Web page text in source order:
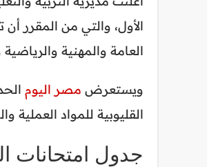
الأول، والتي من المقرر
العامة والمهنية
ويستعرض مصر اليوم
القليوبية للمواد العملية
جدول امتحانات